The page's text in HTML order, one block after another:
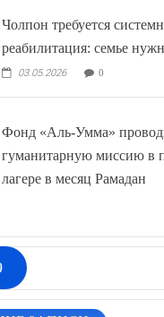
Чолпон требуется
реабилитация: семье
03.05.2026 0
Фонд «Аль-Умма»
гуманитарную миссию в
лагере в месяц Рамадан